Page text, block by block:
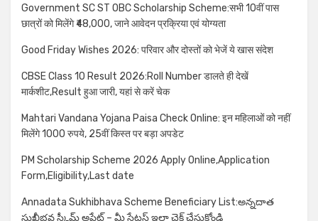
Government SC ST OBC Scholarship Scheme:सभी 10वीं पास
छात्रों को मिलेंगे ₹48,000, जाने आवेदन प्रक्रिया एवं योग्यता
Good Friday Wishes 2026: परिवार और दोस्तों को भेजें ये खास संदेश
CBSE Class 10 Result 2026:Roll Number डालते ही देखें
मार्कशीट,Result हुआ जारी, यहां से करें चेक
Mahtari Vandana Yojana Paisa Check Online: इन महिलाओं को नहीं
मिलेंगे 1000 रुपये, 25वीं किस्त पर बड़ा अपडेट
PM Scholarship Scheme 2026 Apply Online,Application
Form,Eligibility,Last date
Annadata Sukhibhava Scheme Beneficiary List:అన్నదాత
సుఖీభవ స్కీమ్ అప్డేట్ – మీ స్టేటస్ ఇలా చెక్ చేసుకోండి